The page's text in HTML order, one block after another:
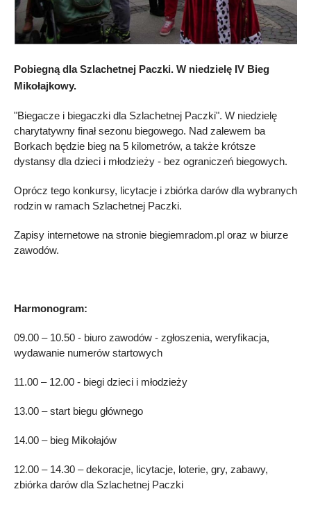
Pobiegną dla Szlachetnej Paczki. W niedzielę IV Bieg
Mikołajkowy.
"Biegacze i biegaczki dla Szlachetnej Paczki". W niedzielę
charytatywny finał sezonu biegowego. Nad zalewem ba
Borkach będzie bieg na 5 kilometrów, a także krótsze
dystansy dla dzieci i młodzieży - bez ograniczeń biegowych.
Oprócz tego konkursy, licytacje i zbiórka darów dla wybranych
rodzin w ramach Szlachetnej Paczki.
Zapisy internetowe na stronie biegiemradom.pl oraz w biurze
zawodów.
Harmonogram:
09.00 – 10.50 - biuro zawodów - zgłoszenia, weryfikacja,
wydawanie numerów startowych
11.00 – 12.00 - biegi dzieci i młodzieży
13.00 – start biegu głównego
14.00 – bieg Mikołajów
12.00 – 14.30 – dekoracje, licytacje, loterie, gry, zabawy,
zbiórka darów dla Szlachetnej Paczki